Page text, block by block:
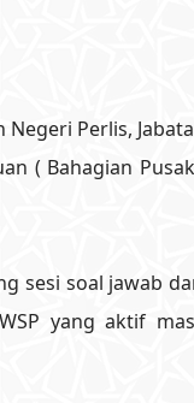
Perlis,
( Bahagian
sesi soal jawab
yang aktif